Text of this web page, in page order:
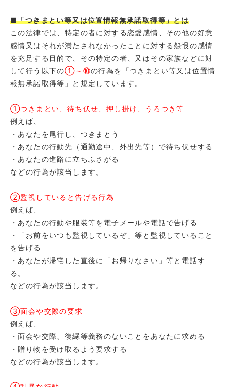
■「つきまとい等又は位置情報無承諾取得等」とは
この法律では、特定の者に対する恋愛感情、その他の好意
感情又はそれが満たされなかったことに対する怨恨の感情
を充足する目的で、その特定の者、又はその家族などに対
して行う以下の①～⑩の行為を「つきまとい等又は位置情
報無承諾取得等」と規定しています。
①つきまとい、待ち伏せ、押し掛け、うろつき等
例えば、
・あなたを尾行し、つきまとう
・あなたの行動先（通勤途中、外出先等）で待ち伏せする
・あなたの進路に立ちふさがる
などの行為が該当します。
②監視していると告げる行為
例えば、
・あなたの行動や服装等を電子メールや電話で告げる
・「お前をいつも監視しているぞ」等と監視していること
を告げる
・あなたが帰宅した直後に「お帰りなさい」等と電話す
る。
などの行為が該当します。
③面会や交際の要求
例えば、
・面会や交際、復縁等義務のないことをあなたに求める
・贈り物を受け取るよう要求する
などの行為が該当します。